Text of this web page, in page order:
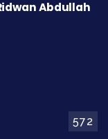
Abdullah
572